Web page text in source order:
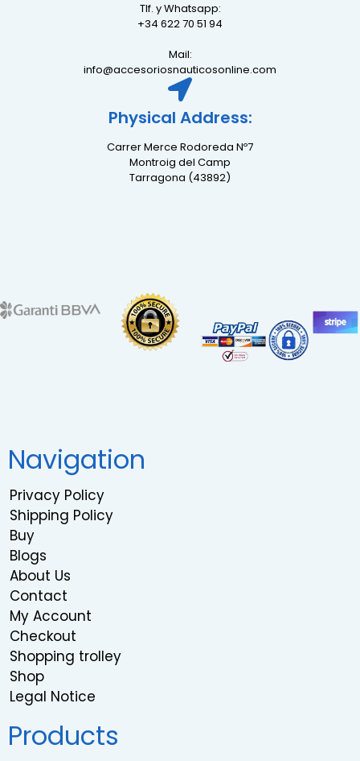
Tlf. y Whatsapp:
+34 622 70 51 94
Mail:
info@accesoriosnauticosonline.com
Physical Address:
Carrer Merce Rodoreda Nº7
Montroig del Camp
Tarragona (43892)
Navigation
Privacy Policy
Shipping Policy
Buy
Blogs
About Us
Contact
My Account
Checkout
Shopping trolley
Shop
Legal Notice
Products